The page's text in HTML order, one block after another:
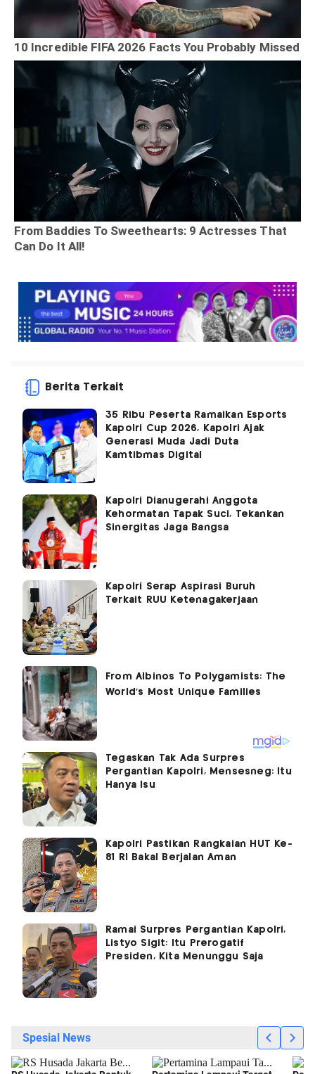
Berita Terkait
35 Ribu Peserta Ramaikan Esports
Kapolri Cup 2026, Kapolri Ajak
Generasi Muda Jadi Duta
Kamtibmas Digital
Kapolri Dianugerahi Anggota
Kehormatan Tapak Suci, Tekankan
Sinergitas Jaga Bangsa
Kapolri Serap Aspirasi Buruh
Terkait RUU Ketenagakerjaan
Tegaskan Tak Ada Surpres
Pergantian Kapolri, Mensesneg: Itu
Hanya Isu
Kapolri Pastikan Rangkaian HUT Ke-
81 RI Bakal Berjalan Aman
Ramai Surpres Pergantian Kapolri,
Listyo Sigit: Itu Prerogatif
Presiden, Kita Menunggu Saja